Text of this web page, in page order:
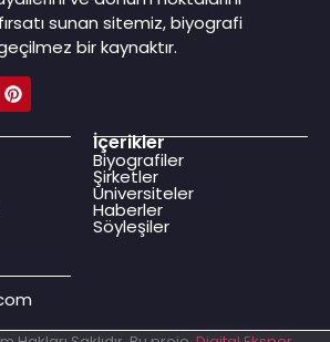
sunan sitemiz, biyografi
bir kaynaktır.
İçerikler
Biyografiler
Şirketler
Üniversiteler
Haberler
Söyleşiler